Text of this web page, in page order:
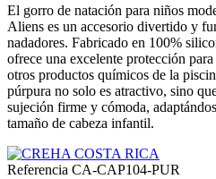
El gorro de natación para niños
Aliens es un accesorio divertido y
nadadores. Fabricado en 100%
ofrece una excelente protección
otros productos químicos de la
púrpura no solo es atractivo, sino
sujeción firme y cómoda,
tamaño de cabeza infantil.
Referencia CA-CAP104-PUR